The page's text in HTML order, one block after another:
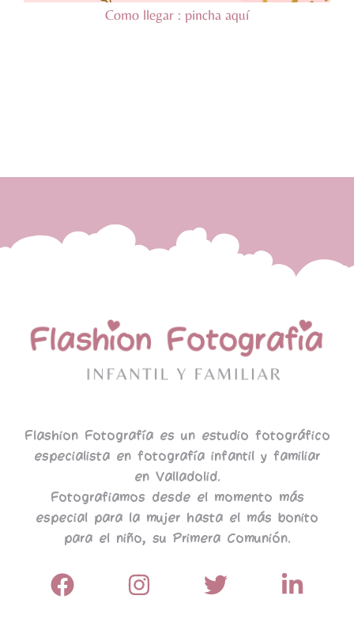
Como llegar : pincha aquí
Flashion Fotografía es un estudio fotográfico
especialista en fotografía infantil y familiar
en Valladolid.
Fotografiamos desde el momento más
especial para la mujer hasta el más bonito
para el niño, su Primera Comunión.